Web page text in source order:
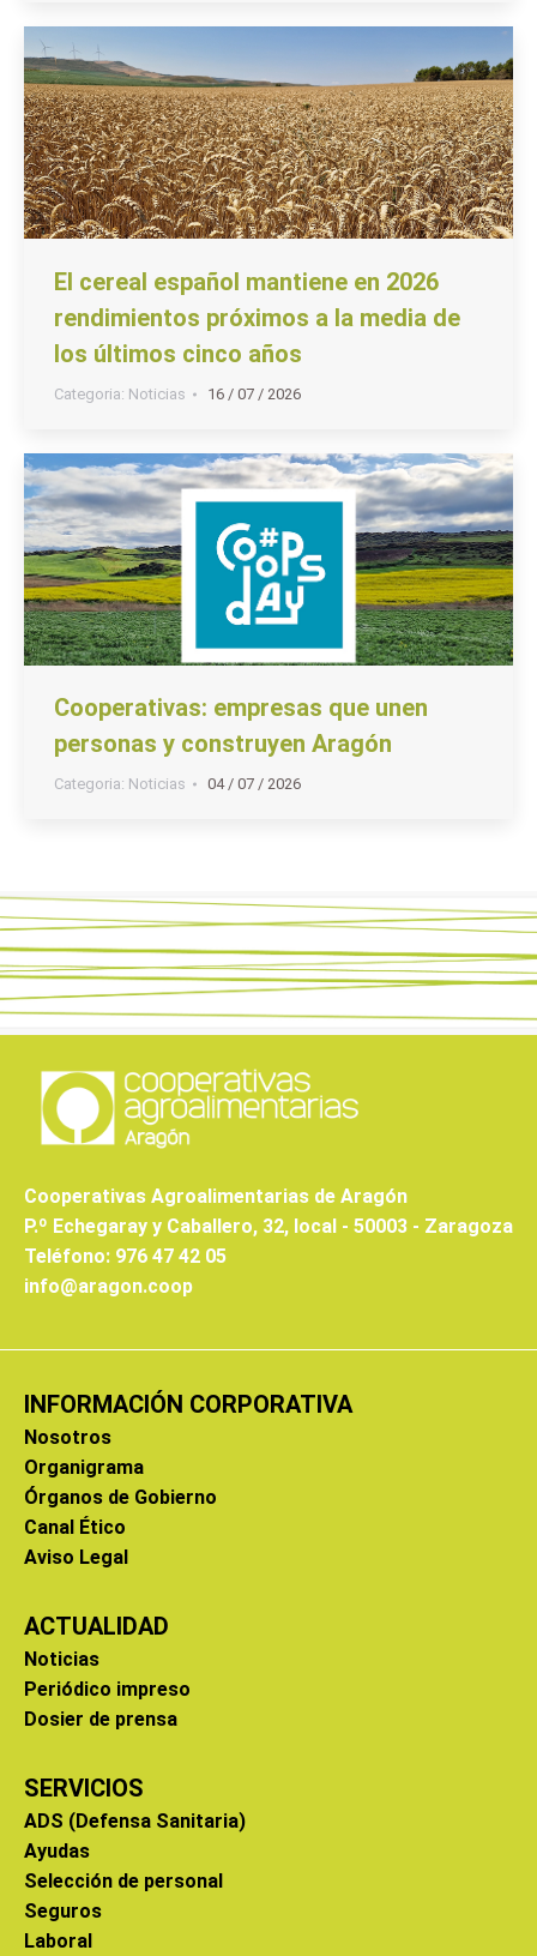
El cereal español mantiene en 2026
rendimientos próximos a la media de
los últimos cinco años
Categoria: Noticias 16 / 07 / 2026
Cooperativas: empresas que unen
personas y construyen Aragón
Categoria: Noticias 04 / 07 / 2026
Cooperativas Agroalimentarias de Aragón
P.º Echegaray y Caballero, 32, local - 50003 - Zaragoza
Teléfono: 976 47 42 05
info@aragon.coop
INFORMACIÓN CORPORATIVA
Nosotros
Organigrama
Órganos de Gobierno
Canal Ético
Aviso Legal
ACTUALIDAD
Noticias
Periódico impreso
Dosier de prensa
SERVICIOS
ADS (Defensa Sanitaria)
Ayudas
Selección de personal
Seguros
Laboral